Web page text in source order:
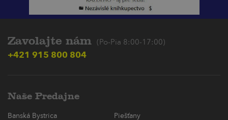
Zavolajte nám (Po-Pia 8:00-17:00)
+421 915 800 804
Naše Predajne
Banská Bystrica
Piešťany